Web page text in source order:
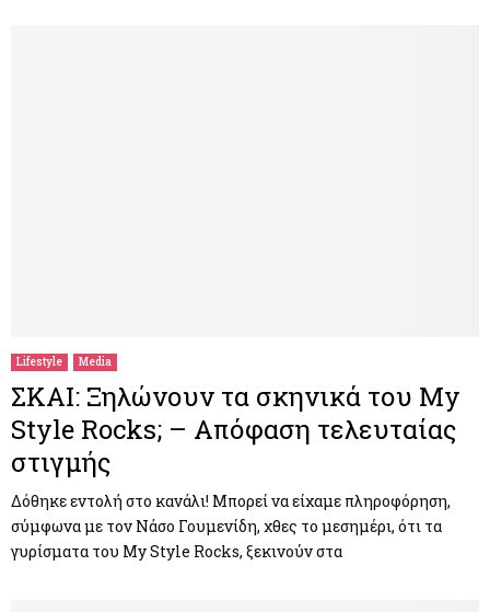
Lifestyle Media
ΣΚΑΙ: Ξηλώνουν τα σκηνικά του My
Style Rocks; – Απόφαση τελευταίας
στιγμής
Δόθηκε εντολή στο κανάλι! Μπορεί να είχαμε πληροφόρηση,
σύμφωνα με τον Νάσο Γουμενίδη, χθες το μεσημέρι, ότι τα
γυρίσματα του My Style Rocks, ξεκινούν στα